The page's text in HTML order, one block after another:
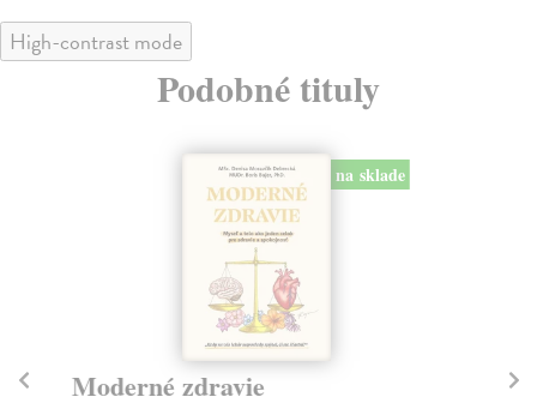
High-contrast mode
Podobné tituly
na sklade
Moderné zdravie